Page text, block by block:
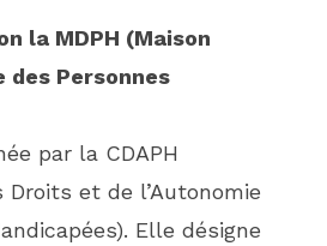
la MDPH (Maison
Personnes
par la CDAPH
Droits et de l’Autonomie
Elle désigne